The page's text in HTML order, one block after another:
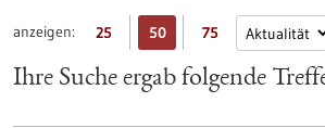
anzeigen: 25 50 75
Ihre Suche ergab folgende